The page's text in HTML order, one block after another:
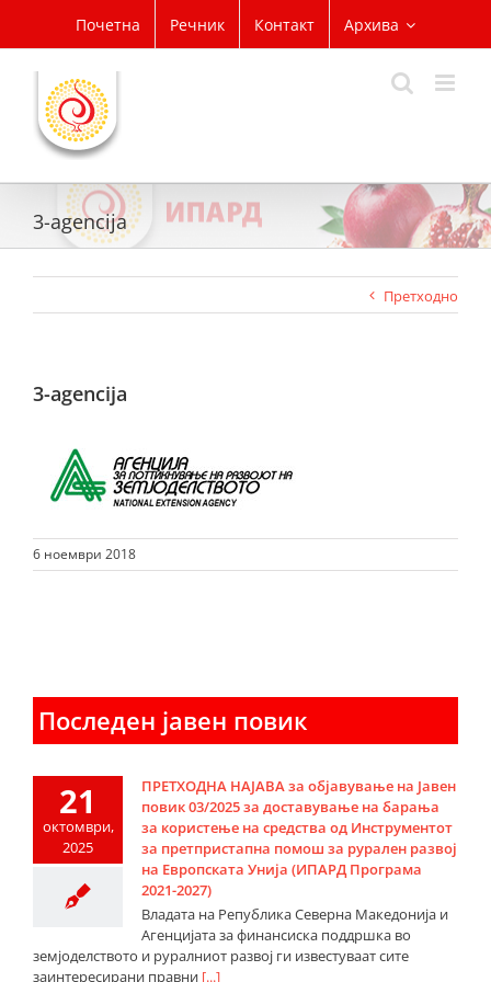
content
Почетна Речник Контакт Архива
3-agencija
Претходно
3-agencija
6 ноември 2018
Последен јавен повик
21
октомври,
2025
ПРЕТХОДНА НАЈАВА за објавување на Јавен
повик 03/2025 за доставување на барања
за користење на средства од Инструментот
за претпристапна помош за рурален развој
на Европската Унија (ИПАРД Програма
2021-2027)
Владата на Република Северна Македонија и
Агенцијата за финансиска поддршка во
земјоделството и руралниот развој ги известуваат сите
заинтересирани правни [...]